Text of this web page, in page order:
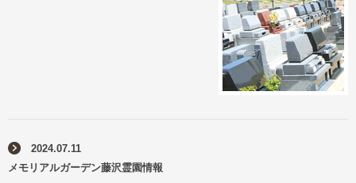
2024.07.11
メモリアルガーデン藤沢霊園情報